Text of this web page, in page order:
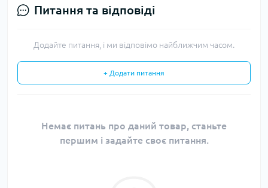
Питання та відповіді
Додайте питання, і ми відповімо найближчим часом.
+ Додати питання
Немає питань про даний товар, станьте
першим і задайте своє питання.